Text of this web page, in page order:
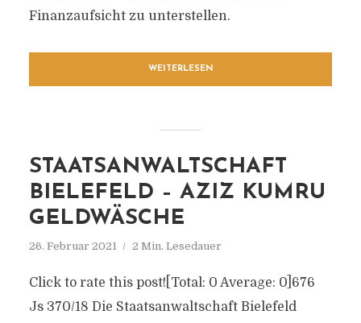
Finanzaufsicht zu unterstellen.
WEITERLESEN
STAATSANWALTSCHAFT
BIELEFELD – AZIZ KUMRU
GELDWÄSCHE
26. Februar 2021 2 Min. Lesedauer
Click to rate this post![Total: 0 Average: 0]676
Js 370/​18 Die Staatsanwaltschaft Bielefeld